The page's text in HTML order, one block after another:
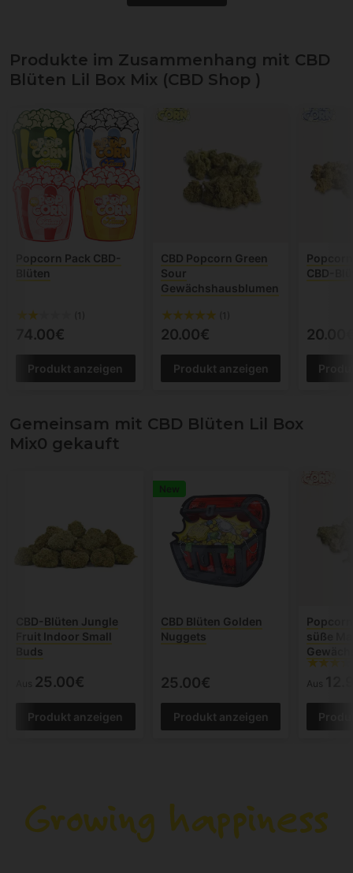
Produkte im Zusammenhang mit CBD
Blüten Lil Box Mix (CBD Shop )
Popcorn Pack CBD-
Blüten
(1)
74.00€
Produkt anzeigen
CBD Popcorn Green
Sour
Gewächshausblumen
(1)
20.00€
Produkt anzeigen
CBD-
Gemeinsam mit CBD Blüten Lil Box
Mix0 gekauft
CBD-Blüten Jungle
Fruit Indoor Small
Buds
25.00€
Produkt anzeigen
New
CBD Blüten Golden
Nuggets
25.00€
Produkt anzeigen
süße
Aus